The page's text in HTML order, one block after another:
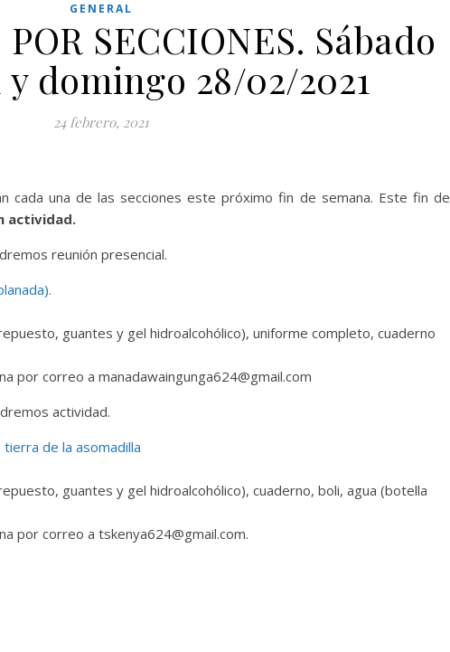
GENERAL
SECCIONES. Sábado
y domingo 28/02/2021
24 febrero, 2021
cada una de las secciones este próximo fin de semana. Este fin de
actividad.
reunión presencial.
guantes y gel hidroalcohólico), uniforme completo, cuaderno
por correo a manadawaingunga624@gmail.com
actividad.
de la asomadilla
guantes y gel hidroalcohólico), cuaderno, boli, agua (botella
por correo a tskenya624@gmail.com.